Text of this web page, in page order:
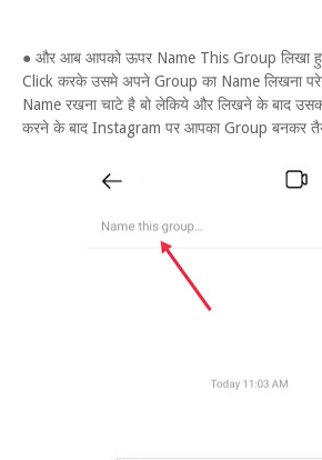
● और आब आपको ऊपर Name This Group लिखा
Click करके उसमे अपने Group का Name लिखना
Name रखना चाटे है बो लेकिये और लिखने के बाद
करने के बाद Instagram पर आपका Group बनकर